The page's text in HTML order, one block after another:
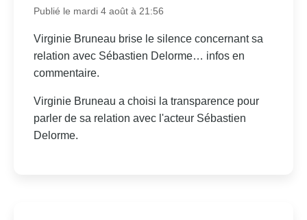
Publié le mardi 4 août à 21:56
Virginie Bruneau brise le silence concernant sa
relation avec Sébastien Delorme… infos en
commentaire.
Virginie Bruneau a choisi la transparence pour
parler de sa relation avec l'acteur Sébastien
Delorme.